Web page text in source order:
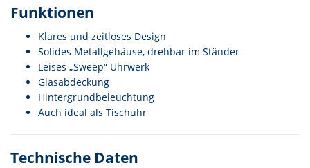
Funktionen
Klares und zeitloses Design
Solides Metallgehäuse, drehbar im Ständer
Leises „Sweep“ Uhrwerk
Glasabdeckung
Hintergrundbeleuchtung
Auch ideal als Tischuhr
Technische Daten